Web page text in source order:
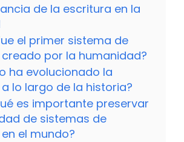
de la escritura en la
el primer sistema de
por la humanidad?
ha evolucionado la
lo largo de la historia?
es importante preservar
de sistemas de
el mundo?